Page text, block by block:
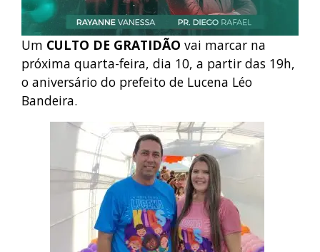
Um CULTO DE GRATIDÃO vai marcar na
próxima quarta-feira, dia 10, a partir das 19h,
o aniversário do prefeito de Lucena Léo
Bandeira.